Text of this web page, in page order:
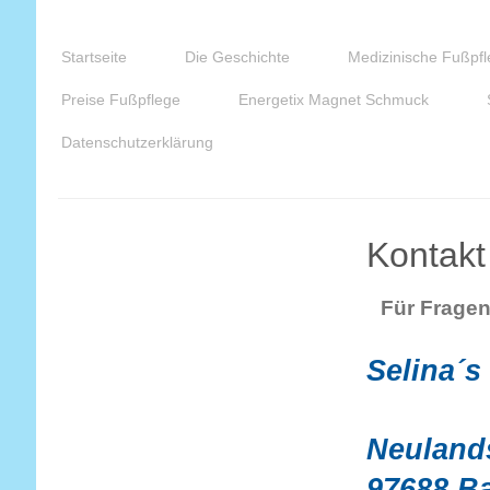
Startseite Die Geschichte Medizinische
Preise Fußpflege Energetix Magnet Schmuck
Datenschutzerklärung
Kontakt
Für